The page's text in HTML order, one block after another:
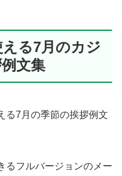
る7月のカジ
文集
る7月の季節の挨拶例文
るフルバージョンのメー